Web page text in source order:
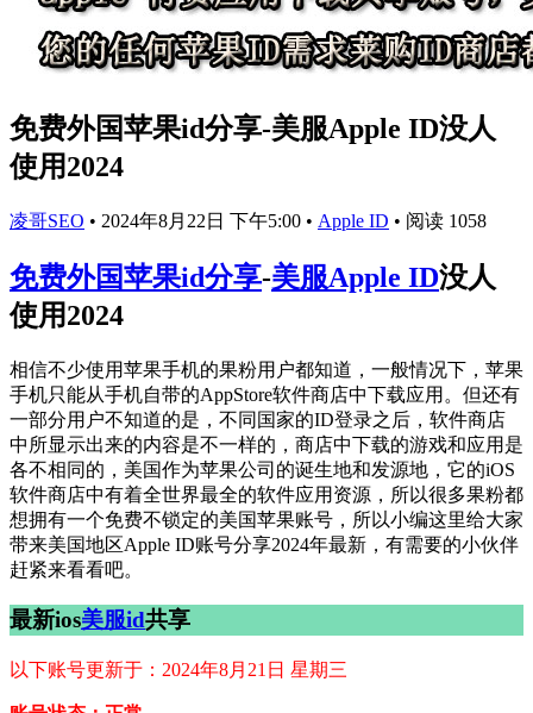
免费外国苹果id分享-美服Apple ID没人
使用2024
凌哥SEO • 2024年8月22日 下午5:00 • Apple ID • 阅读 1058
免费外国苹果id分享-美服Apple ID没人
使用2024
相信不少使用苹果手机的果粉用户都知道，一般情况下，苹果
手机只能从手机自带的AppStore软件商店中下载应用。但还有
一部分用户不知道的是，不同国家的ID登录之后，软件商店
中所显示出来的内容是不一样的，商店中下载的游戏和应用是
各不相同的，美国作为苹果公司的诞生地和发源地，它的iOS
软件商店中有着全世界最全的软件应用资源，所以很多果粉都
想拥有一个免费不锁定的美国苹果账号，所以小编这里给大家
带来美国地区Apple ID账号分享2024年最新，有需要的小伙伴
赶紧来看看吧。
最新ios美服id共享
以下账号更新于：2024年8月21日 星期三